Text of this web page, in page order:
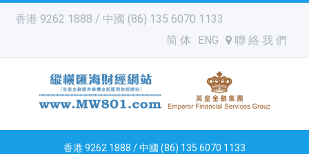
香港 9262 1888 / 中國 (86) 135 6070 1133
简 体
ENG 聯 絡 我 們
香港 9262 1888 / 中國 (86) 135 6070 1133